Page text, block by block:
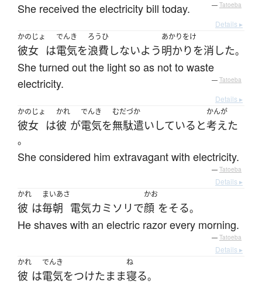
She received the electricity bill today. — Tatoeba
Details ▸
かのじょ
彼女 は
でんき
電気を
ろうひ
浪費 しないよう
あかりをけ
明かりを消した。
She turned out the light so as not to waste
electricity.
— Tatoeba
Details ▸
かのじょ
彼女 は
かれ
彼 が
でんき
電気を
むだづか
無駄遣い している と
かんが
考えた
。
She considered him extravagant with electricity.
— Tatoeba
Details ▸
かれ
彼 は
まいあさ
毎朝 電気カミソリ で
かお
顔 をそる。
He shaves with an electric razor every morning.
— Tatoeba
Details ▸
かれ
彼 は
でんき
電気をつけたまま
ね
寝る。